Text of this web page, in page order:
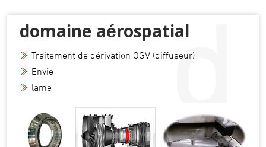
d
domaine aérospatial
Traitement de dérivation OGV (diffuseur)
Envie
lame